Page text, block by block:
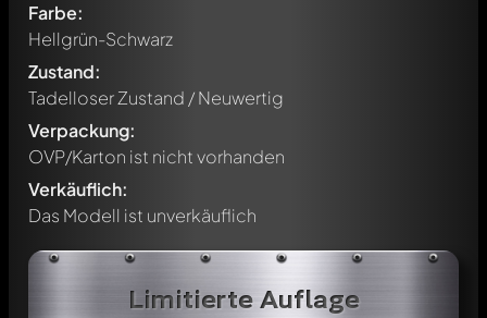
Farbe:
Hellgrün-Schwarz
Zustand:
Tadelloser Zustand / Neuwertig
Verpackung:
OVP/Karton ist nicht vorhanden
Verkäuflich:
Das Modell ist unverkäuflich
Limitierte Auflage